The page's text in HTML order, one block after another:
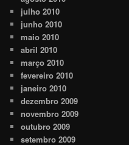
julho 2010
junho 2010
maio 2010
abril 2010
março 2010
fevereiro 2010
janeiro 2010
dezembro 2009
novembro 2009
outubro 2009
setembro 2009